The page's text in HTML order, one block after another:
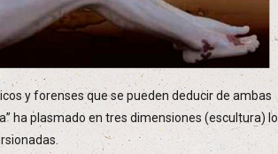
y forenses que se pueden deducir de ambas
ha plasmado en tres dimensiones (escultura) lo